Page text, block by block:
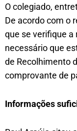
O colegiado,
De acordo com o
que se verifique a
necessário que
de Recolhimento
comprovante de
Informações